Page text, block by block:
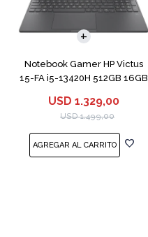
Notebook Gamer HP Victus
15-FA i5-13420H 512GB 16GB
USD 1.329,00
USD 1.499,00
COMPARAR